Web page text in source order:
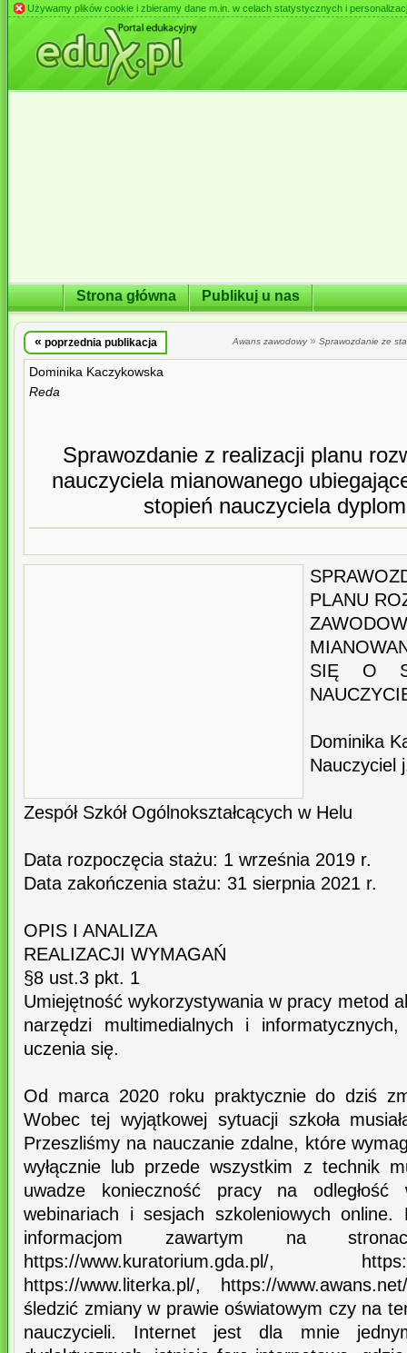
Używamy plików cookie i zbieramy dane m.in. w celach statystycznych i
Strona główna Publikuj u nas
« poprzednia publikacja Awans zawodowy» Sprawozdanie ze
Dominika Kaczykowska
Reda
Sprawozdanie z realizacji planu
nauczyciela mianowanego
stopień nauczyciela
PLANU
SIĘ O
Dominika
Nauczyciel
Zespół Szkół Ogólnokształcących w Helu
Data rozpoczęcia stażu: 1 września 2019 r.
Data zakończenia stażu: 31 sierpnia 2021 r.
OPIS I ANALIZA
REALIZACJI WYMAGAŃ
§8 ust.3 pkt. 1
Umiejętność wykorzystywania w pracy metod
narzędzi multimedialnych i
uczenia się.
Od marca 2020 roku praktycznie do dziś
Wobec tej wyjątkowej sytuacji szkoła
Przeszliśmy na nauczanie zdalne, które
wyłącznie lub przede wszystkim z technik
uwadze konieczność pracy na odległość
webinariach i sesjach szkoleniowych online.
informacjom zawartym na
https://www.kuratorium.gda.pl/, https://
https://www.literka.pl/, https://
śledzić zmiany w prawie oświatowym czy na
nauczycieli. Internet jest dla mnie